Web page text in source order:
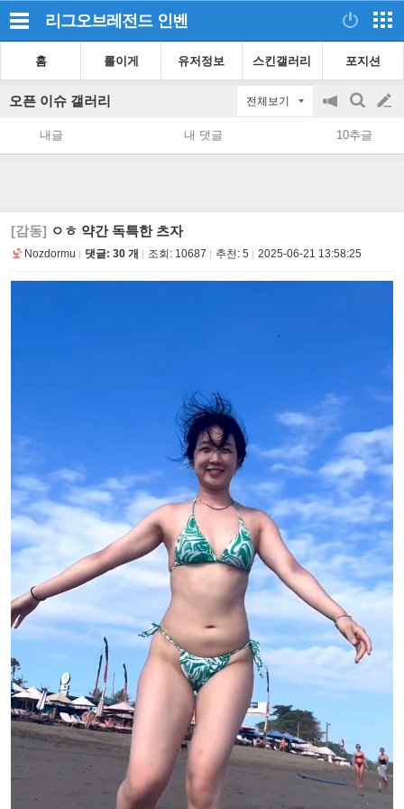
리그오브레전드 인벤
홈 롤이게 유저정보 스킨갤러리 포지션
오픈 이슈 갤러리 전체보기
공
지
on/off
검
색
글
쓰
내글 내 댓글 10추글
[감동] ㅇㅎ 약간 독특한 츠자
Nozdormu 댓글: 30 개 조회: 10687 추천: 5 2025-06-21 13:58:25